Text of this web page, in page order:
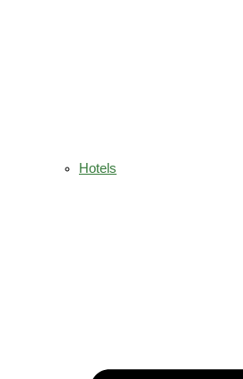
Hotels